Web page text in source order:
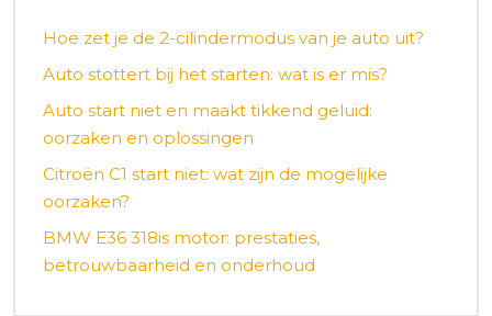
Hoe zet je de 2-cilindermodus van je auto uit?
Auto stottert bij het starten: wat is er mis?
Auto start niet en maakt tikkend geluid:
oorzaken en oplossingen
Citroën C1 start niet: wat zijn de mogelijke
oorzaken?
BMW E36 318is motor: prestaties,
betrouwbaarheid en onderhoud